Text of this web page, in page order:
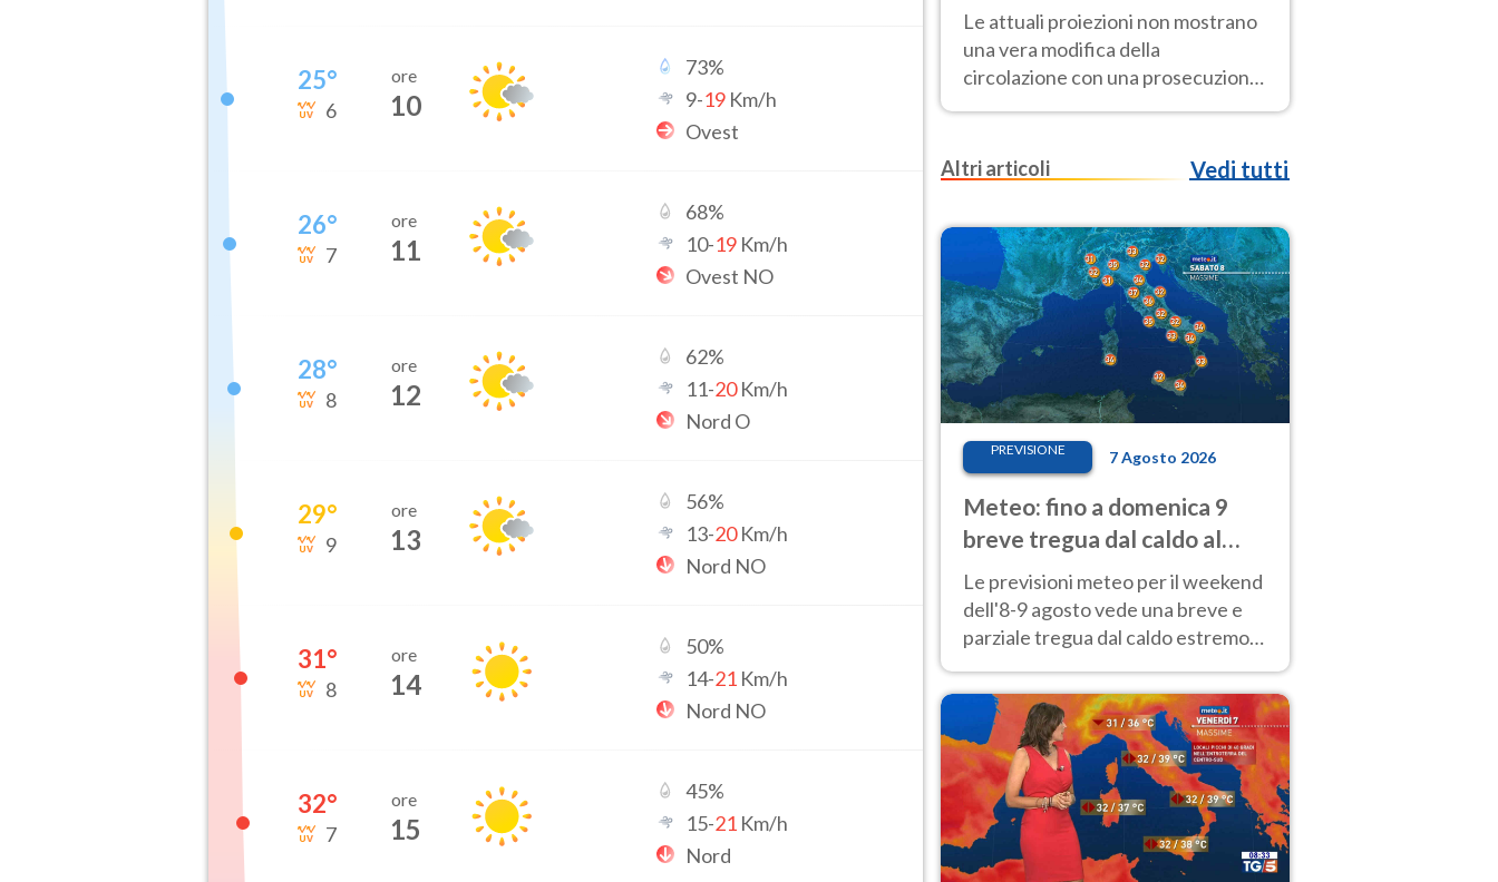
25°
6
ore
10
73%
9-19 Km/h
Ovest
26°
7
ore
11
68%
10-19 Km/h
Ovest NO
28°
8
ore
12
62%
11-20Km/h
Nord O
29°
9
ore
13
56%
13-20Km/h
Nord NO
31°
8
ore
14
50%
14-21 Km/h
Nord NO
32°
7
ore
15
45%
15-21 Km/h
Nord
Le attuali proiezioni non mostrano
una vera modifica della
circolazione con una prosecuzione
del caldo fuori scala per molti
Ferragosto
Altri articoli Vedi tutti
PREVISIONE 7 Agosto 2026
Meteo: fino a domenica 9
breve tregua dal caldo al
Nord! Altrove calura e afa
Le previsioni meteo per il weekend
dell'8-9 agosto vede una breve e
parziale tregua dal caldo estremo
40 gradi.